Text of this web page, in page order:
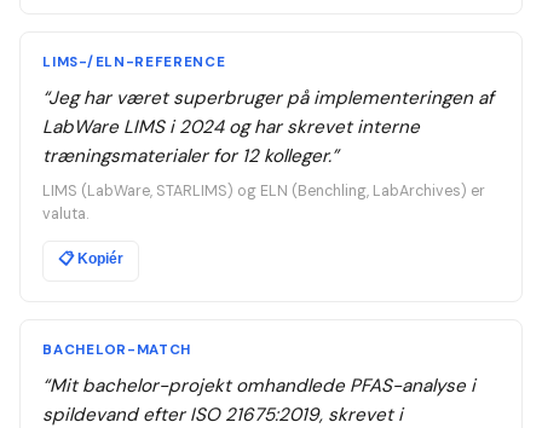
LIMS-/ELN-REFERENCE
“Jeg har været superbruger på implementeringen af
LabWare LIMS i 2024 og har skrevet interne
træningsmaterialer for 12 kolleger.”
LIMS (LabWare, STARLIMS) og ELN (Benchling, LabArchives) er
valuta.
📋Kopiér
BACHELOR-MATCH
“Mit bachelor-projekt omhandlede PFAS-analyse i
spildevand efter ISO 21675:2019, skrevet i